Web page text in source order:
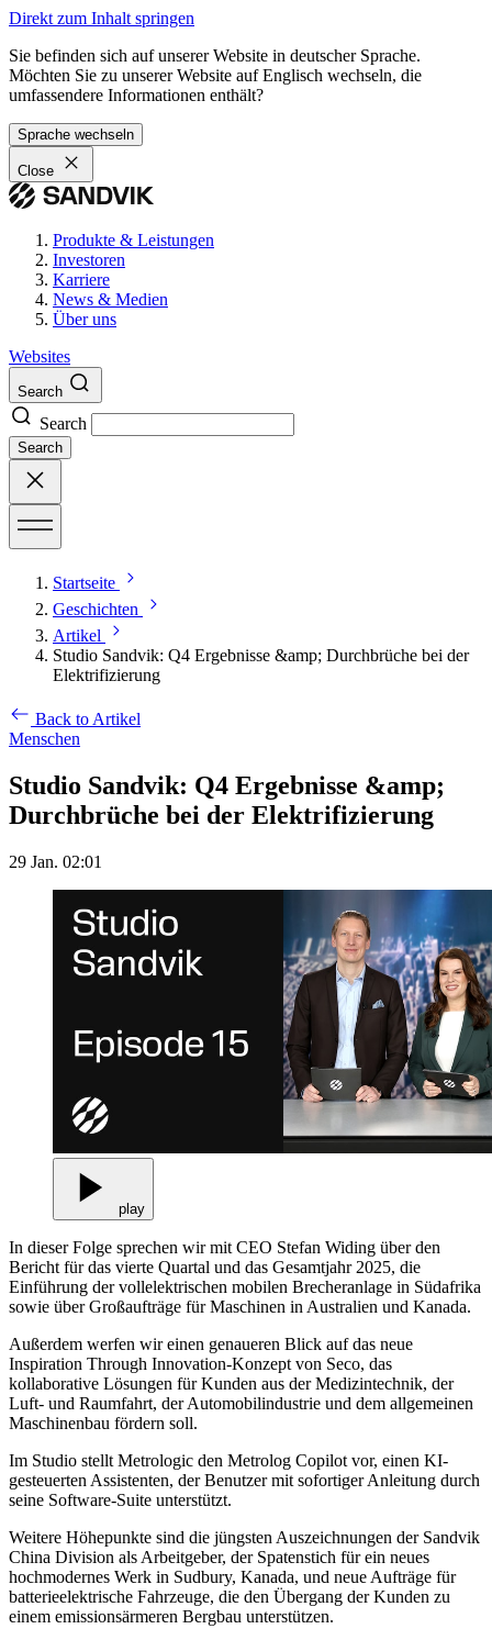
Direkt zum Inhalt springen
Sie befinden sich auf unserer Website in deutscher Sprache.
Möchten Sie zu unserer Website auf Englisch wechseln, die
umfassendere Informationen enthält?
Sprache wechseln
Close
Produkte & Leistungen
Investoren
Karriere
News & Medien
Über uns
Websites
Search
Search
Search
Startseite
Geschichten
Artikel
Studio Sandvik: Q4 Ergebnisse &amp; Durchbrüche bei der
Elektrifizierung
Back to Artikel
Menschen
Studio Sandvik: Q4 Ergebnisse &amp;
Durchbrüche bei der Elektrifizierung
29 Jan. 02:01
play
In dieser Folge sprechen wir mit CEO Stefan Widing über den
Bericht für das vierte Quartal und das Gesamtjahr 2025, die
Einführung der vollelektrischen mobilen Brecheranlage in Südafrika
sowie über Großaufträge für Maschinen in Australien und Kanada.
Außerdem werfen wir einen genaueren Blick auf das neue
Inspiration Through Innovation-Konzept von Seco, das
kollaborative Lösungen für Kunden aus der Medizintechnik, der
Luft- und Raumfahrt, der Automobilindustrie und dem allgemeinen
Maschinenbau fördern soll.
Im Studio stellt Metrologic den Metrolog Copilot vor, einen KI-
gesteuerten Assistenten, der Benutzer mit sofortiger Anleitung durch
seine Software-Suite unterstützt.
Weitere Höhepunkte sind die jüngsten Auszeichnungen der Sandvik
China Division als Arbeitgeber, der Spatenstich für ein neues
hochmodernes Werk in Sudbury, Kanada, und neue Aufträge für
batterieelektrische Fahrzeuge, die den Übergang der Kunden zu
einem emissionsärmeren Bergbau unterstützen.